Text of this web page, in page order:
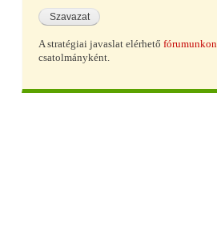
A stratégiai javaslat elérhető fórumunkon
csatolmányként.